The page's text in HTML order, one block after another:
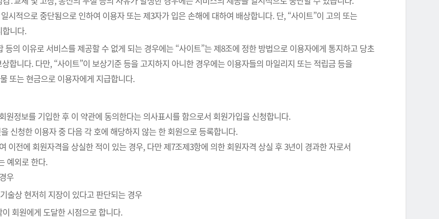
시적으로 중단됨으로 인하여 이용자 또는 제3자가 입은 손해에 대하여 배상합니다. 단, “사이트”이 고의 또는
니다.
의 이유로 서비스를 제공할 수 없게 되는 경우에는 “사이트”는 제8조에 정한 방법으로 이용자에게 통지하고 당초
합니다. 다만, “사이트”이 보상기준 등을 고지하지 아니한 경우에는 이용자들의 마일리지 또는 적립금 등을
또는 현금으로 이용자에게 지급합니다.
정보를 기입한 후 이 약관에 동의한다는 의사표시를 함으로서 회원가입을 신청합니다.
신청한 이용자 중 다음 각 호에 해당하지 않는 한 회원으로 등록합니다.
이전에 회원자격을 상실한 적이 있는 경우, 다만 제7조제3항에 의한 회원자격 상실 후 3년이 경과한 자로서
예외로 한다.
우
술상 현저히 지장이 있다고 판단되는 경우
회원에게 도달한 시점으로 합니다.